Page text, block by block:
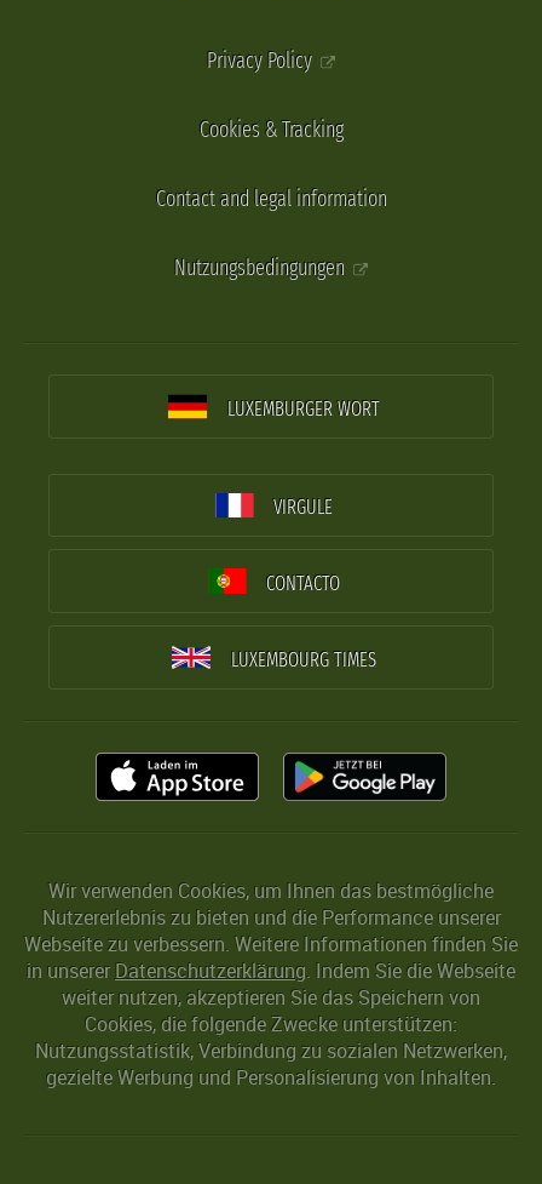
Privacy Policy
Cookies & Tracking
Contact and legal information
Nutzungsbedingungen
LUXEMBURGER WORT
VIRGULE
CONTACTO
LUXEMBOURG TIMES
Wir verwenden Cookies, um Ihnen das bestmögliche
Nutzererlebnis zu bieten und die Performance unserer
Webseite zu verbessern. Weitere Informationen finden Sie
in unserer Datenschutzerklärung. Indem Sie die Webseite
weiter nutzen, akzeptieren Sie das Speichern von
Cookies, die folgende Zwecke unterstützen:
Nutzungsstatistik, Verbindung zu sozialen Netzwerken,
gezielte Werbung und Personalisierung von Inhalten.